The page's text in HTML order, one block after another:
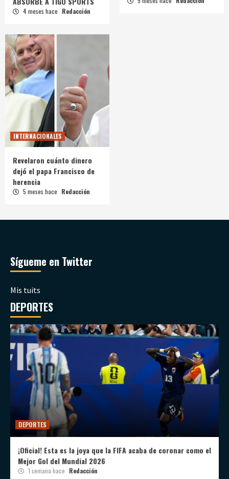
4 meses hace Redacción
INTERNACIONALES
Revelaron cuánto dinero
dejó el papa Francisco de
herencia
5 meses hace Redacción
Sígueme en Twitter
Mis tuits
DEPORTES
DEPORTES
¡Oficial! Esta es la joya que la FIFA acaba de coronar como el
Mejor Gol del Mundial 2026
1 semana hace Redacción